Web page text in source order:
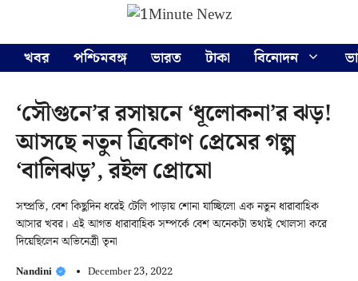
content
খবর
পশ্চিমবঙ্গ ভারত টাকা বিনোদন
‘সৌগুনে’র রসায়নে ‘ধূলোকনা’র ঝড়!
আসছে নতুন ত্রিকোণ প্রেমের গল্প
‘বালিঝড়’, রইল প্রোমো
সম্প্রতি, বেশ কিছুদিন ধরেই টেলি পাড়ায় শোনা যাচ্ছিলো এক নতুন ধারাবাহিক
আসার খবর। এই আগত ধারাবাহিক সম্পর্কে বেশ অনেকটা তথ্যই খোলসা করে
দিয়েছিলেন অভিনেত্রী তৃনা
Nandini December 23, 2022